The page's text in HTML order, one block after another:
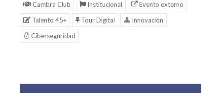
Cambra Club
Institucional
Evento externo
Talento 45+
Tour Digital
Innovación
Ciberseguridad